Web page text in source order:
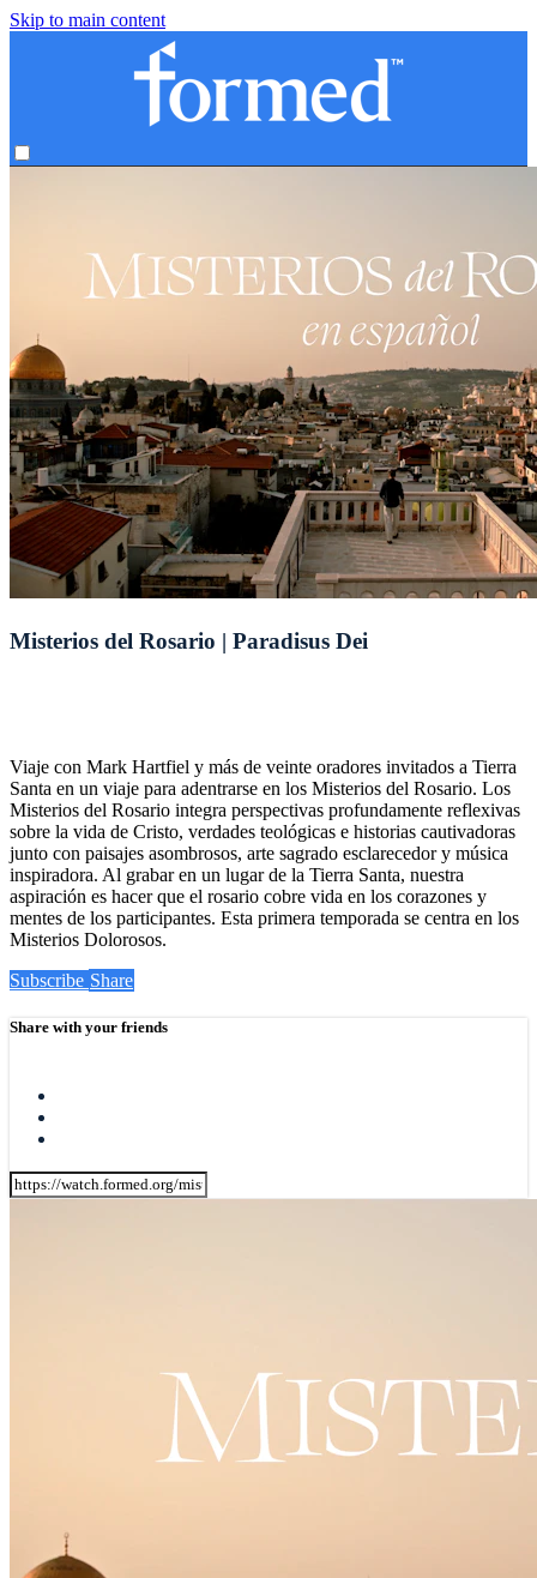
Skip to main content
Misterios del Rosario | Paradisus Dei
Viaje con Mark Hartfiel y más de veinte oradores invitados a Tierra
Santa en un viaje para adentrarse en los Misterios del Rosario. Los
Misterios del Rosario integra perspectivas profundamente reflexivas
sobre la vida de Cristo, verdades teológicas e historias cautivadoras
junto con paisajes asombrosos, arte sagrado esclarecedor y música
inspiradora. Al grabar en un lugar de la Tierra Santa, nuestra
aspiración es hacer que el rosario cobre vida en los corazones y
mentes de los participantes. Esta primera temporada se centra en los
Misterios Dolorosos.
Subscribe Share
Share with your friends